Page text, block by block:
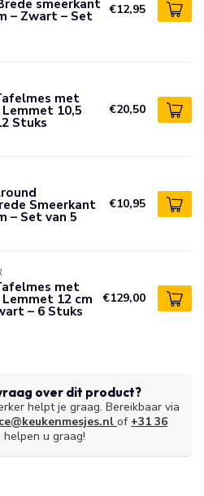
smeerkant
– Zwart – Set €12,95
met
10,5
Stuks
€20,50
Smeerkant
– Set van 5
€10,95
met
12 cm
– 6 Stuks
€129,00
over dit product?
helpt je graag. Bereikbaar via
of +31 36
helpen u graag!